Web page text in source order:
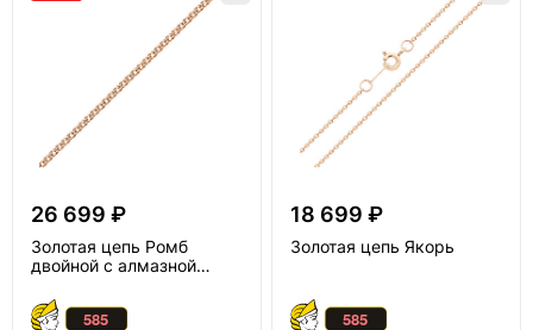
26 699 ₽
Золотая цепь Ромб
двойной с алмазной
18 699 ₽
Золотая цепь Якорь